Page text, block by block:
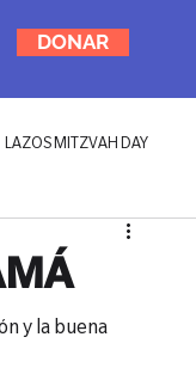
DONAR
LAZOS MITZVAH DAY
y la buena